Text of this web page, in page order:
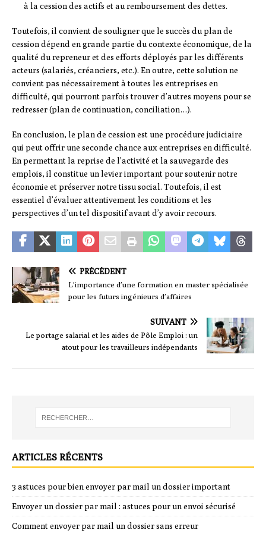
à la cession des actifs et au remboursement des dettes.
Toutefois, il convient de souligner que le succès du plan de
cession dépend en grande partie du contexte économique, de la
qualité du repreneur et des efforts déployés par les différents
acteurs (salariés, créanciers, etc.). En outre, cette solution ne
convient pas nécessairement à toutes les entreprises en
difficulté, qui pourront parfois trouver d’autres moyens pour se
redresser (plan de continuation, conciliation…).
En conclusion, le plan de cession est une procédure judiciaire
qui peut offrir une seconde chance aux entreprises en difficulté.
En permettant la reprise de l’activité et la sauvegarde des
emplois, il constitue un levier important pour soutenir notre
économie et préserver notre tissu social. Toutefois, il est
essentiel d’évaluer attentivement les conditions et les
perspectives d’un tel dispositif avant d’y avoir recours.
PRÉCÉDENT
L’importance d’une formation en master spécialisée
pour les futurs ingénieurs d’affaires
SUIVANT
Le portage salarial et les aides de Pôle Emploi : un
atout pour les travailleurs indépendants
ARTICLES RÉCENTS
3 astuces pour bien envoyer par mail un dossier important
Envoyer un dossier par mail : astuces pour un envoi sécurisé
Comment envoyer par mail un dossier sans erreur